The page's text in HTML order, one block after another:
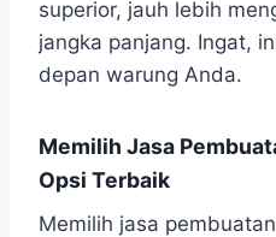
superior, jauh lebih
jangka panjang. Ingat,
depan warung Anda.
Memilih Jasa
Opsi Terbaik
Memilih jasa